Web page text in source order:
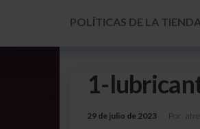
POLÍTICAS DE LA
1-
29 de julio de 2023 Por